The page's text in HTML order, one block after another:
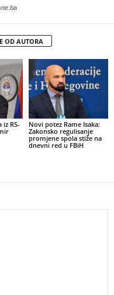
OD AUTORA
iz RS-
Novi potez Rame Isaka:
Zakonsko regulisanje
promjene spola stiže na
dnevni red u FBiH